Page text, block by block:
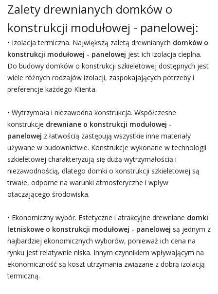
Zalety drewnianych domków o
konstrukcji modułowej - panelowej:
• Izolacja termiczna. Największą zaletą drewnianych domków o
konstrukcji modułowej - panelowej jest ich izolacja cieplna.
Do budowy domków o konstrukcji szkieletowej dostępnych jest
wiele różnych rodzajów izolacji, zaspokajających potrzeby i
preferencje każdego Klienta.
• Wytrzymała i niezawodna konstrukcja. Współczesne
konstrukcje drewniane o konstrukcji modułowej -
panelowej z łatwością zastępują wszystkie inne materiały
używane w budownictwie. Konstrukcje wykonane w technologii
szkieletowej charakteryzują się dużą wytrzymałością i
niezawodnością, dlatego domki o konstrukcji szkieletowej są
trwałe, odporne na warunki atmosferyczne i wpływ
otaczającego środowiska.
• Ekonomiczny wybór. Estetyczne i atrakcyjne drewniane domki
letniskowe o konstrukcji modułowej - panelowej są jednym z
najbardziej ekonomicznych wyborów, ponieważ ich cena na
rynku jest relatywnie niska. Innym czynnikiem wpływającym na
ekonomiczność są koszt utrzymania związane z dobrą izolacją
termiczną.